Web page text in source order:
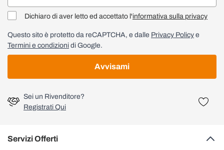
Dichiaro di aver letto ed accettato l'informativa sulla privacy
Questo sito è protetto da reCAPTCHA, e dalle Privacy Policy e
Termini e condizioni di Google.
Avvisami
Sei un Rivenditore?
Registrati Qui
Servizi Offerti